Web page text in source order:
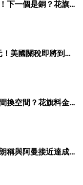
下一個是銅？花旗
美國關稅即將到
嗎？
換空間？花旗料金
稱與阿曼接近達成
元、WTI原油三連
高！